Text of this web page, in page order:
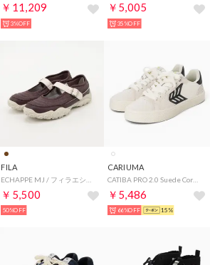
￥11,209
3%OFF
￥5,005
35%OFF
FILA
￥5,500
50%OFF
CARIUMA
CATIBA PRO 2.0 Suede Cordura Logo Sneaker （Smoke White Off-White Black）
￥5,486
66%OFF 15%